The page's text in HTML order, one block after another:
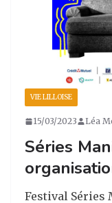
VIE LILLOISE
15/03/2023 Léa
Séries
Festival Séries